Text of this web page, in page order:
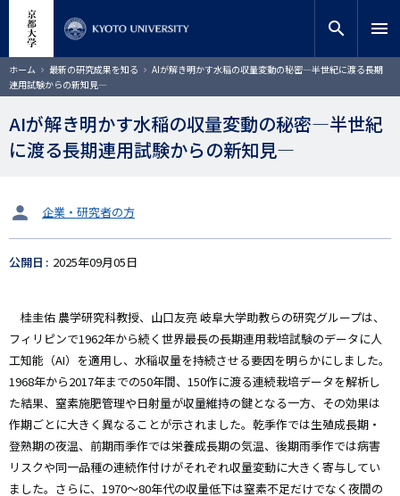
コ
ン
テ
ツ
に
サイト内検索
検索
search menu
ホーム 最新の研究成果を知る
AIが解き明かす水稲の収量変動の秘密―半世紀に渡る長期
連用試験からの新知見―
AIが解き明かす水稲の収量変動の秘密―半世紀
に渡る長期連用試験からの新知見―
タ
ッ
企業・研究者の方
公開日 2025年09月05日
桂圭佑 農学研究科教授、山口友亮 岐阜大学助教らの研究グループは、
フィリピンで1962年から続く世界最長の長期連用栽培試験のデータに人
工知能（AI）を適用し、水稲収量を持続させる要因を明らかにしました。
1968年から2017年までの50年間、150作に渡る連続栽培データを解析し
た結果、窒素施肥管理や日射量が収量維持の鍵となる一方、その効果は
作期ごとに大きく異なることが示されました。乾季作では生殖成長期・
登熟期の夜温、前期雨季作では栄養成長期の気温、後期雨季作では病害
リスクや同一品種の連続作付けがそれぞれ収量変動に大きく寄与してい
ました。さらに、1970～80年代の収量低下は窒素不足だけでなく夜間の